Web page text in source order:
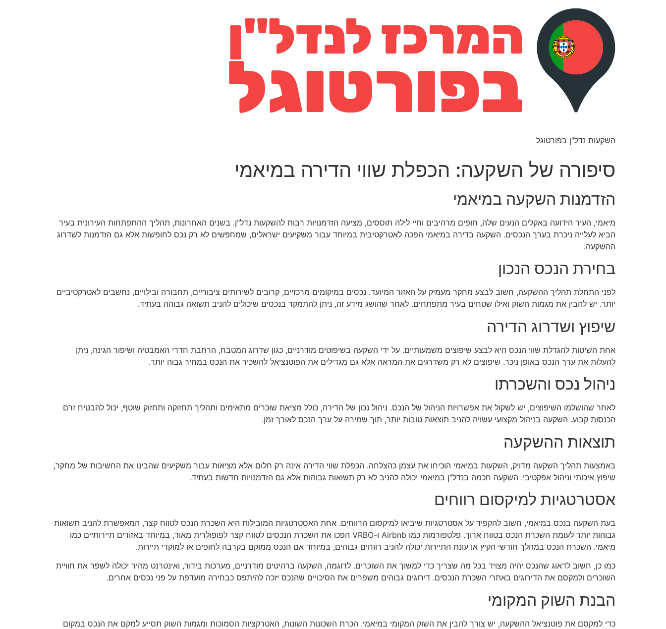
השקעות נדל"ן בפורטוגל
סיפורה של השקעה: הכפלת שווי הדירה במיאמי
הזדמנות השקעה במיאמי
מיאמי, העיר הידועה באקלים הנעים שלה, חופים מרהיבים וחיי לילה תוססים, מציעה הזדמנויות רבות להשקעות נדל"ן. בשנים האחרונות, תהליך ההתפתחות העירונית בעיר
הביא לעלייה ניכרת בערך הנכסים. השקעה בדירה במיאמי הפכה לאטרקטיבית במיוחד עבור משקיעים ישראלים, שמחפשים לא רק נכס לחופשות אלא גם הזדמנות לשדרוג
ההשקעה.
בחירת הנכס הנכון
לפני התחלת תהליך ההשקעה, חשוב לבצע מחקר מעמיק על האזור המיועד. נכסים במיקומים מרכזיים, קרובים לשירותים ציבוריים, תחבורה ובילויים, נחשבים לאטרקטיביים
יותר. יש להבין את מגמות השוק ואילו שטחים בעיר מתפתחים. לאחר שהושג מידע זה, ניתן להתמקד בנכסים שיכולים להניב תשואה גבוהה בעתיד.
שיפוץ ושדרוג הדירה
אחת השיטות להגדלת שווי הנכס היא לבצע שיפוצים משמעותיים. על ידי השקעה בשיפוטים מודרניים, כגון שדרוג המטבח, הרחבת חדרי האמבטיה ושיפור הגינה, ניתן
להעלות את ערך הנכס באופן ניכר. שיפוצים לא רק משדרגים את המראה אלא גם מגדילים את הפוטנציאל להשכיר את הנכס במחיר גבוה יותר.
ניהול נכס והשכרתו
לאחר שהושלמו השיפוצים, יש לשקול את אפשרויות הניהול של הנכס. ניהול נכון של הדירה, כולל מציאת שוכרים מתאימים ותהליך תחזוקה ותחזוק שוטף, יכול להבטיח זרם
הכנסות קבוע. השקעה בניהול מקצועי עשויה להניב תוצאות טובות יותר, תוך שמירה על ערך הנכס לאורך זמן.
תוצאות ההשקעה
באמצעות תהליך השקעה מדויק, השקעות במיאמי הוכיחו את עצמן כהצלחה. הכפלת שווי הדירה אינה רק חלום אלא מציאות עבור משקיעים שהבינו את החשיבות של מחקר,
שיפוץ איכותי וניהול אפקטיבי. השקעה חכמה בנדל"ן במיאמי יכולה להניב לא רק תשואות גבוהות אלא גם הזדמנויות חדשות בעתיד.
אסטרטגיות למיקסום רווחים
בעת השקעה בנכס במיאמי, חשוב להקפיד על אסטרטגיות שיביאו למיקסום הרווחים. אחת האסטרטגיות המובילות היא השכרת הנכס לטווח קצר, המאפשרת להניב תשואות
גבוהות יותר לעומת השכרת הנכס בטווח ארוך. פלטפורמות כמו Airbnb ו-VRBO הפכו את השכרת הנכסים לטווח קצר לפופולרית מאוד, במיוחד באזורים תיירותיים כמו
מיאמי. השכרת הנכס במהלך חודשי הקיץ או עונת התיירות יכולה להניב רווחים גבוהים, במיוחד אם הנכס ממוקם בקרבה לחופים או למוקדי תיירות.
כמו כן, חשוב לדאוג שהנכס יהיה מצויד בכל מה שצריך כדי למשוך את השוכרים. לדוגמה, השקעה ברהיטים מודרניים, מערכות בידור, ואינטרנט מהיר יכולה לשפר את חוויית
השוכרים ולמקסם את הדירוגים באתרי השכרת הנכסים. דירוגים גבוהים משפרים את הסיכויים שהנכס יזכה להיתפס כבחירה מועדפת על פני נכסים אחרים.
הבנת השוק המקומי
כדי למקסם את פוטנציאל ההשקעה, יש צורך להבין את השוק המקומי במיאמי. הכרת השכונות השונות, האטרקציות הסמוכות ומגמות השוק תסייע למקם את הנכס במקום